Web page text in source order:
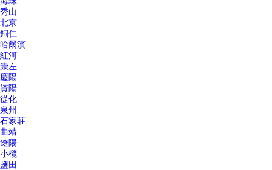
秀山
北京
銅仁
哈爾濱
紅河
崇左
慶陽
資陽
從化
泉州
石家莊
曲靖
遼陽
小欖
鹽田